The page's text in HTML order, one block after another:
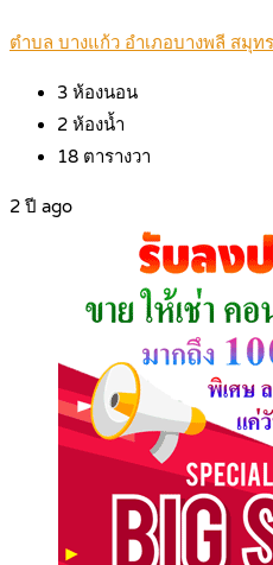
ตำบล บางแก้ว อำเภอบางพลี สมุท
3 ห้องนอน
2 ห้องน้ำ
18 ตารางวา
2 ปี ago